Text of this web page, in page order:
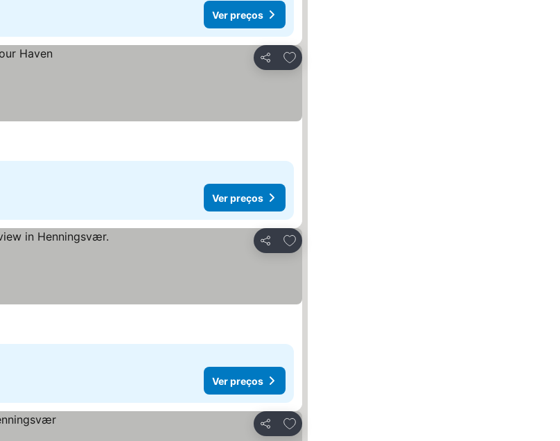
Ver preços
Partilhar
Adicionar aos favoritos
Ver preços
Partilhar
Adicionar aos favoritos
Ver preços
Partilhar
Adicionar aos favoritos